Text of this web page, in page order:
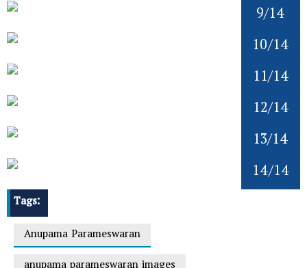
9/14
10/14
11/14
12/14
13/14
14/14
Tags:
Anupama Parameswaran